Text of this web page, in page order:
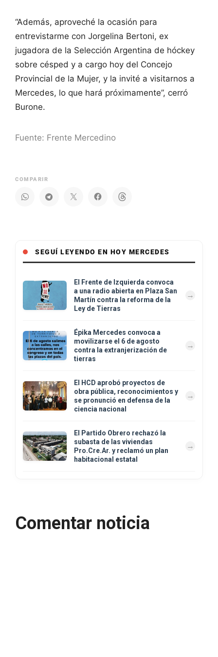
“Además, aproveché la ocasión para
entrevistarme con Jorgelina Bertoni, ex
jugadora de la Selección Argentina de hóckey
sobre césped y a cargo hoy del Concejo
Provincial de la Mujer, y la invité a visitarnos a
Mercedes, lo que hará próximamente”, cerró
Burone.
Fuente: Frente Mercedino
COMPARIR
SEGUÍ LEYENDO EN HOY MERCEDES
El Frente de Izquierda convoca
a una radio abierta en Plaza San
Martín contra la reforma de la
Ley de Tierras
Épika Mercedes convoca a
movilizarse el 6 de agosto
contra la extranjerización de
tierras
El HCD aprobó proyectos de
obra pública, reconocimientos y
se pronunció en defensa de la
ciencia nacional
El Partido Obrero rechazó la
subasta de las viviendas
Pro.Cre.Ar. y reclamó un plan
habitacional estatal
Comentar noticia